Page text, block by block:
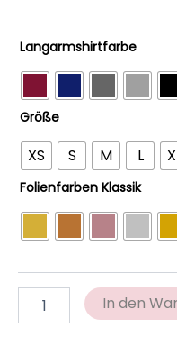
Langarmshirtfarbe
Größe
XS S M L
Folienfarben Klassik
In den